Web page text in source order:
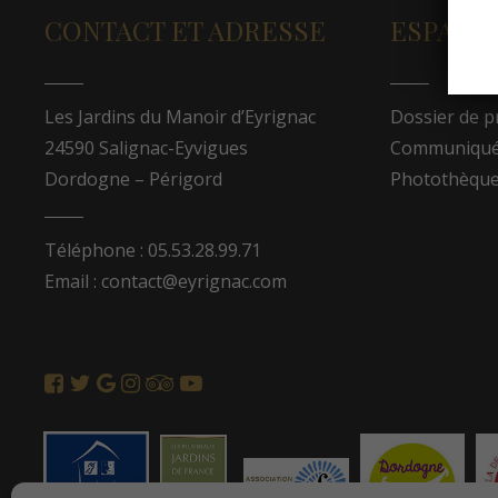
CONTACT ET ADRESSE
Les Jardins du Manoir d’Eyrignac
24590 Salignac-Eyvigues
Dordogne – Périgord
Téléphone : 05.53.28.99.71
Email : contact@eyrignac.com
ESPACE
Dossier de